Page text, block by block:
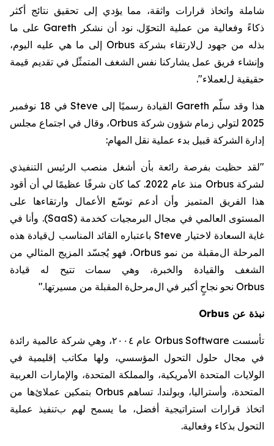
شاملة واتخاذ قرارات واثقة، مما يؤدي إلىتحقيق نتائج أكثر
ذكاءً وفعالية من عملية التحوّل. نود أن نشكر Gareth على ما
بذله من جهود للارتقاء بشركة Orbus إلى ما هي عليه اليوم،
وإنشاء فريق عمل يشاركنا نفس الشغف المتمثّل في تقديم قيمة
حقيقية للعملاء".
هذا وقد سلّم Gareth القيادة رسميًا إلى Steveفي
18 نوفمبر
2025لتولي زمام شؤون شركة Orbus، وقال في اجتماع مجلس
إدارة الشركة قبيل بدء عملية نقل المهام:
"لقد حظيت بفرصة رائعة بأن أشغل منصب الرئيس التنفيذي
لشركة Orbus منذ عام 2022. كما كان شرفًا عظيمًا لي أن أقود
هذا الفريق المتميز وأن أدعم توسّع الأعمال وارتقاءها على
المستوى العالمي في مجال البرمجيات كخدمة(SaaS)
. وأنا في
غاية السعادة لاختيار Steve باعتباره القائد المناسب لقيادة هذه
المرحلة المقبلة من نمو Orbus، فهو يُجسّد المزيج المثالي من
الشغف والقيادة والخبرة، وهي سمات تتيح له قيادة
Orbus نحو نجاحٍ أكبر في المرحلة المقبلة من مسيرتها."
نبذة عن Orbus
تأسست Orbus Software
عام ٢٠٠٤، وهي شركة عالمية رائدة
في مجال حلول التحول المؤسسي، ولها مكاتب إقليمية في
الولايات المتحدة الأمريكية، والمملكة المتحدة، والإمارات العربية
المتحدة، وأستراليا، وبولندا. تساهمOrbus بتمكين عملائها من
اتخاذ قرارات استراتيجية أفضل، ما يسمح لهم بتنفيذ عملية
التحول بذكاء وفعالية.